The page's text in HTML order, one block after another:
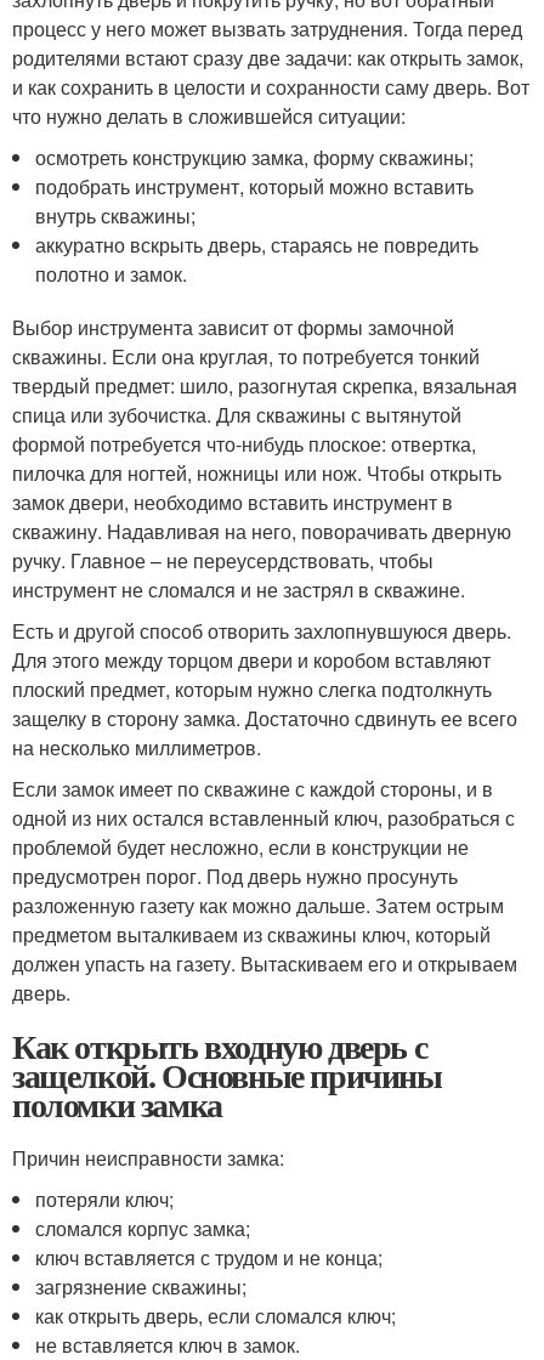
процесс у него может вызвать затруднения. Тогда перед
родителями встают сразу две задачи: как открыть замок,
и как сохранить в целости и сохранности саму дверь. Вот
что нужно делать в сложившейся ситуации:
осмотреть конструкцию замка, форму скважины;
подобрать инструмент, который можно вставить
внутрь скважины;
аккуратно вскрыть дверь, стараясь не повредить
полотно и замок.
Выбор инструмента зависит от формы замочной
скважины. Если она круглая, то потребуется тонкий
твердый предмет: шило, разогнутая скрепка, вязальная
спица или зубочистка. Для скважины с вытянутой
формой потребуется что-нибудь плоское: отвертка,
пилочка для ногтей, ножницы или нож. Чтобы открыть
замок двери, необходимо вставить инструмент в
скважину. Надавливая на него, поворачивать дверную
ручку. Главное – не переусердствовать, чтобы
инструмент не сломался и не застрял в скважине.
Есть и другой способ отворить захлопнувшуюся дверь.
Для этого между торцом двери и коробом вставляют
плоский предмет, которым нужно слегка подтолкнуть
защелку в сторону замка. Достаточно сдвинуть ее всего
на несколько миллиметров.
Если замок имеет по скважине с каждой стороны, и в
одной из них остался вставленный ключ, разобраться с
проблемой будет несложно, если в конструкции не
предусмотрен порог. Под дверь нужно просунуть
разложенную газету как можно дальше. Затем острым
предметом выталкиваем из скважины ключ, который
должен упасть на газету. Вытаскиваем его и открываем
дверь.
Как открыть входную дверь с
защелкой. Основные причины
поломки замка
Причин неисправности замка:
потеряли ключ;
сломался корпус замка;
ключ вставляется с трудом и не конца;
загрязнение скважины;
как открыть дверь, если сломался ключ;
не вставляется ключ в замок.